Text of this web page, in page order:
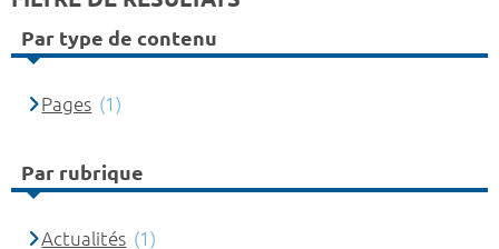
Par type de contenu
Pages (1)
Par rubrique
Actualités (1)